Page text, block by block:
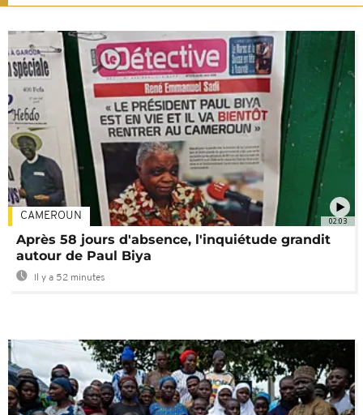
02:03
CAMEROUN
Après 58 jours d'absence, l'inquiétude grandit
autour de Paul Biya
Il y a 52 minutes